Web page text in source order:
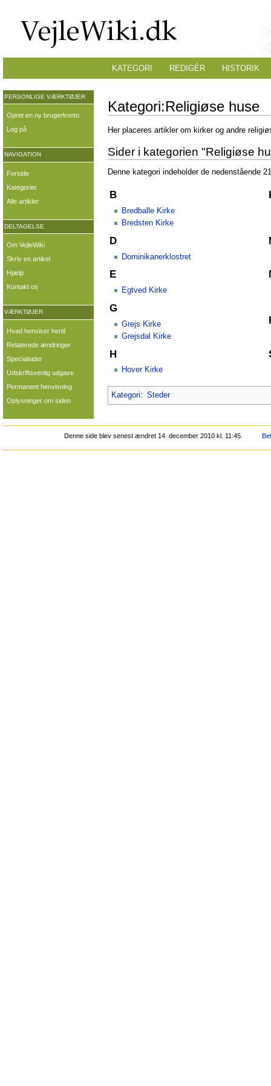
Kategori:Religiøse huse
Her placeres artikler om kirker og andre
Sider i kategorien "Religiøse
Denne kategori indeholder de nedenstående
B
Bredballe Kirke
Bredsten Kirke
D
Dominikanerklostret
E
Egtved Kirke
G
Grejs Kirke
Grejsdal Kirke
H
Hover Kirke
Kategori: Steder
KATEGORI REDIGÉR HISTORIK
PERSONLIGE VÆRKTØJER
Opret en ny brugerkonto
Log på
NAVIGATION
Forside
Kategorier
Alle artikler
DELTAGELSE
Om VejleWiki
Skriv en artikel
Hjælp
Kontakt os
VÆRKTØJER
Hvad henviser hertil
Relaterede ændringer
Specialsider
Udskriftsvenlig udgave
Permanent henvisning
Oplysninger om siden
Denne side blev senest ændret 14. december 2010 kl. 11:45.